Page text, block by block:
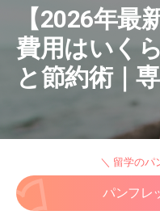
【2026年最
費用はいく
と節約術｜
＼ 留学のパ
パンフレ